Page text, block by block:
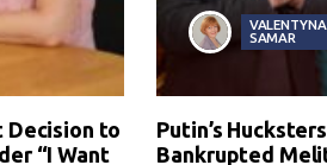
Decision to
“I Want
VALENTYNA
SAMAR
Putin’s
Bankrupted